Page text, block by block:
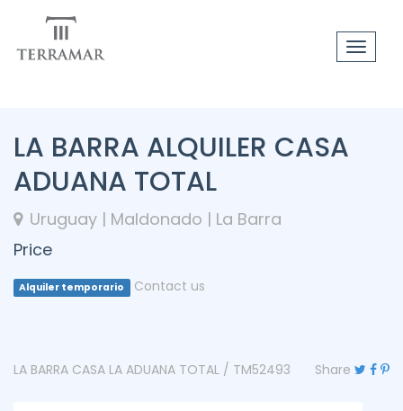
Toggle
LA BARRA ALQUILER CASA
ADUANA TOTAL
Uruguay | Maldonado | La Barra
Price
Alquiler temporario Contact us
LA BARRA CASA LA ADUANA TOTAL / TM52493 Share